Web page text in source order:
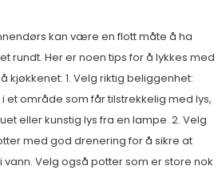
kan være en flott måte å ha
rundt. Her er noen tips for å lykkes med
kjøkkenet: 1. Velg riktig beliggenhet:
et område som får tilstrekkelig med lys,
eller kunstig lys fra en lampe. 2. Velg
med god drenering for å sikre at
Velg også potter som er store nok